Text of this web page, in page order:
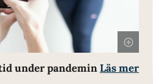
under pandeminLäs mer